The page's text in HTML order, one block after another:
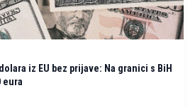
iz EU bez prijave: Na granici s BiH
eura